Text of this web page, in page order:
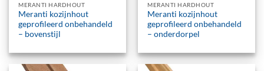
MERANTI HARDHOUT
Meranti kozijnhout
geprofileerd onbehandeld
– bovenstijl
MERANTI HARDHOUT
Meranti kozijnhout
geprofileerd onbehandeld
– onderdorpel